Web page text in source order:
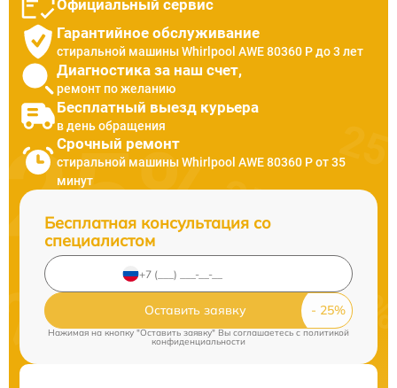
Официальный сервис
Гарантийное обслуживание
стиральной машины Whirlpool AWE 80360 P до 3 лет
Диагностика за наш счет,
ремонт по желанию
Бесплатный выезд курьера
в день обращения
Срочный ремонт
стиральной машины Whirlpool AWE 80360 P от 35
минут
Бесплатная консультация со
специалистом
Оставить заявку
Нажимая на кнопку "Оставить заявку" Вы соглашаетесь c политикой
конфиденциальности